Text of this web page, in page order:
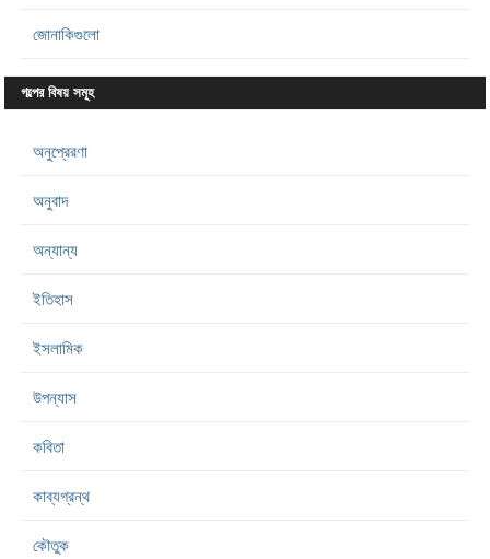
জোনাকিগুলো
গল্পের বিষয় সমূহ
অনুপ্রেরণা
অনুবাদ
অন্যান্য
ইতিহাস
ইসলামিক
উপন্যাস
কবিতা
কাব্যগ্রন্থ
কৌতুক